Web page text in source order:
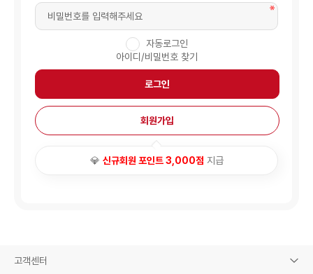
자동로그인
아이디/비밀번호 찾기
로그인
회원가입
💎 신규회원 포인트 3,000점 지급
고객센터